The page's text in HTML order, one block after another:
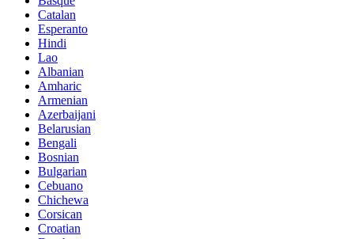
Catalan
Esperanto
Hindi
Lao
Albanian
Amharic
Armenian
Azerbaijani
Belarusian
Bengali
Bosnian
Bulgarian
Cebuano
Chichewa
Corsican
Croatian